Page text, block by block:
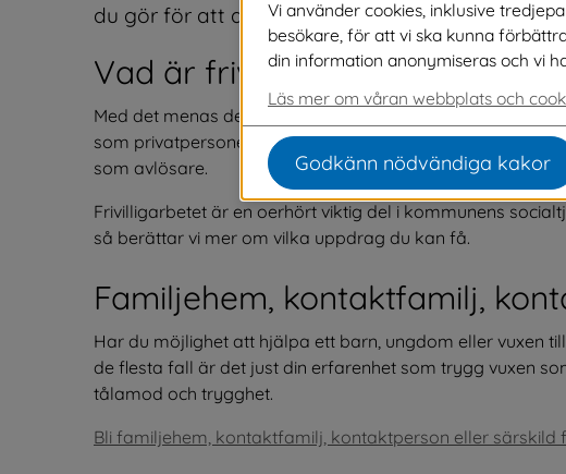
du gör för att anmäla intresse.
Vad är frivilligarbete?
Med det menas det arbete som görs i föreningar och
som privatpersoner tar på sig som kontaktperson,
som avlösare.
Frivilligarbetet är en oerhört viktig del i kommunens
så berättar vi mer om vilka uppdrag du kan få.
Familjehem, kontaktfamilj,
Har du möjlighet att hjälpa ett barn, ungdom eller vuxen
de flesta fall är det just din erfarenhet som trygg vuxen
tålamod och trygghet.
Bli familjehem, kontaktfamilj, kontaktperson eller
Vi använder cookies, inklusive
besökare, för att vi ska kunna
din information anonymiseras och vi
Läs mer om våran webbplats och
Godkänn nödvändiga kakor